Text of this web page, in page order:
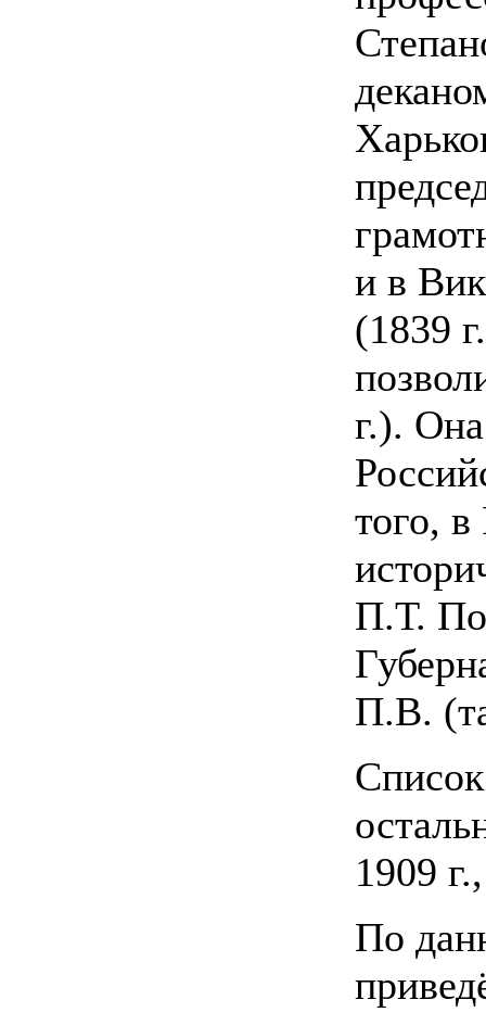
и в
(1839
г.).
того, в
П.Т.
П.В.
1909
По